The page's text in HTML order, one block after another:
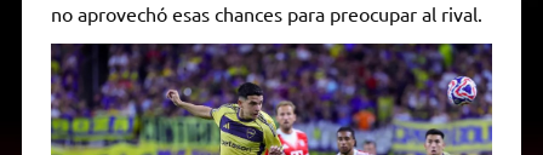
no aprovechó esas chances para preocupar al rival.